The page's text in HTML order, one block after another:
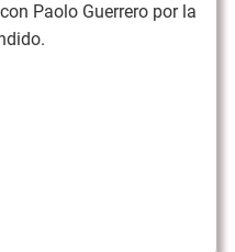
Paolo Guerrero por la